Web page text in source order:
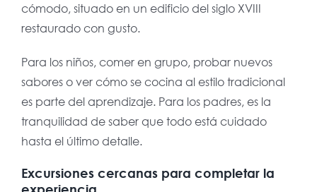
cómodo, situado en un edificio del siglo XVIII
restaurado con gusto.
Para los niños, comer en grupo, probar nuevos
sabores o ver cómo se cocina al estilo tradicional
es parte del aprendizaje. Para los padres, es la
tranquilidad de saber que todo está cuidado
hasta el último detalle.
Excursiones cercanas para completar la